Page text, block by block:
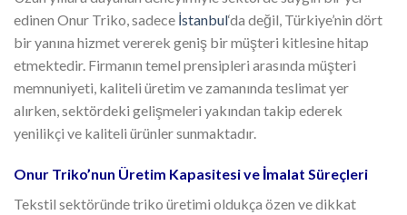
edinen Onur Triko, sadece İstanbul‘da değil, Türkiye’nin dört
bir yanına hizmet vererek geniş bir müşteri kitlesine hitap
etmektedir. Firmanın temel prensipleri arasında müşteri
memnuniyeti, kaliteli üretim ve zamanında teslimat yer
alırken, sektördeki gelişmeleri yakından takip ederek
yenilikçi ve kaliteli ürünler sunmaktadır.
Onur Triko’nun Üretim Kapasitesi ve İmalat Süreçleri
Tekstil sektöründe triko üretimi oldukça özen ve dikkat